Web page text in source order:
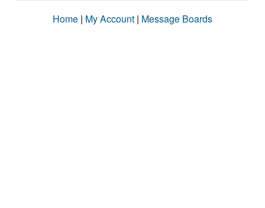
Home | My Account | Message Boards